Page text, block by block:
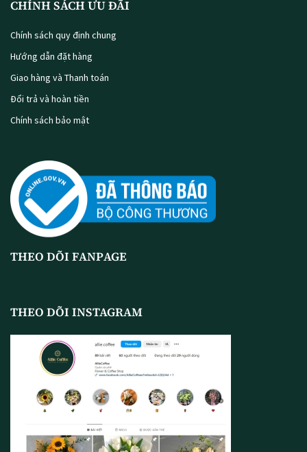
CHÍNH SÁCH ƯU ĐÃI
Chính sách quy định chung
Hướng dẫn đặt hàng
Giao hàng và Thanh toán
Đổi trả và hoàn tiền
Chính sách bảo mật
THEO DÕI FANPAGE
THEO DÕI INSTAGRAM